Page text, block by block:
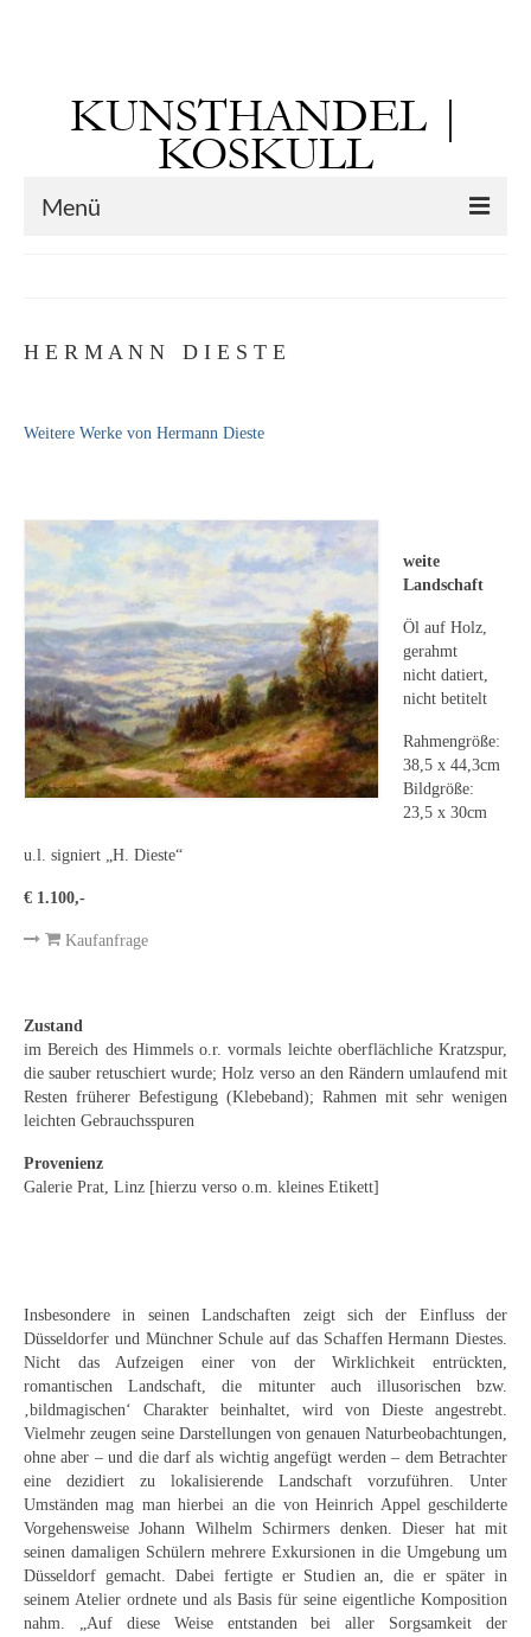
KUNSTHANDEL |
KOSKULL
Menü
– 02.06.1851 ebd.)
Leonhard Heinrich Hessel
George Paice
Johann Georg Strobel
Ludwig Martin Wilberg
Weitere Künstler nach 1945
Kunst 1900-1945
Emma Joos
Paul Segieth
Helmut Diekmann
Hermann Dieste
August Lange-Brock
Ludwig (Luis) Neu
Ferdinand Springer
Arne Siegfried
Curt Wittenbecher
H E R M A N N D I E S T E
Weitere Werke von Hermann Dieste
weite
Landschaft
Öl auf Holz,
gerahmt
nicht datiert,
nicht betitelt
Rahmengröße:
38,5 x 44,3cm
Bildgröße:
23,5 x 30cm
u.l. signiert „H. Dieste“
€ 1.100,-
Kaufanfrage
Zustand
im Bereich des Himmels o.r. vormals leichte oberflächliche Kratzspur,
die sauber retuschiert wurde; Holz verso an den Rändern umlaufend mit
Resten früherer Befestigung (Klebeband); Rahmen mit sehr wenigen
leichten Gebrauchsspuren
Provenienz
Galerie Prat, Linz [hierzu verso o.m. kleines Etikett]
Insbesondere in seinen Landschaften zeigt sich der Einfluss der
Düsseldorfer und Münchner Schule auf das Schaffen Hermann Diestes.
Nicht das Aufzeigen einer von der Wirklichkeit entrückten,
romantischen Landschaft, die mitunter auch illusorischen bzw.
‚bildmagischen‘ Charakter beinhaltet, wird von Dieste angestrebt.
Vielmehr zeugen seine Darstellungen von genauen Naturbeobachtungen,
ohne aber – und die darf als wichtig angefügt werden – dem Betrachter
eine dezidiert zu lokalisierende Landschaft vorzuführen. Unter
Umständen mag man hierbei an die von Heinrich Appel geschilderte
Vorgehensweise Johann Wilhelm Schirmers denken. Dieser hat mit
seinen damaligen Schülern mehrere Exkursionen in die Umgebung um
Düsseldorf gemacht. Dabei fertigte er Studien an, die er später in
seinem Atelier ordnete und als Basis für seine eigentliche Komposition
nahm. „Auf diese Weise entstanden bei aller Sorgsamkeit der